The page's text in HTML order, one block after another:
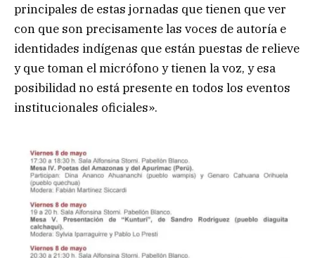
principales de estas jornadas que tienen que ver
con que son precisamente las voces de autoría e
identidades indígenas que están puestas de relieve
y que toman el micrófono y tienen la voz, y esa
posibilidad no está presente en todos los eventos
institucionales oficiales».